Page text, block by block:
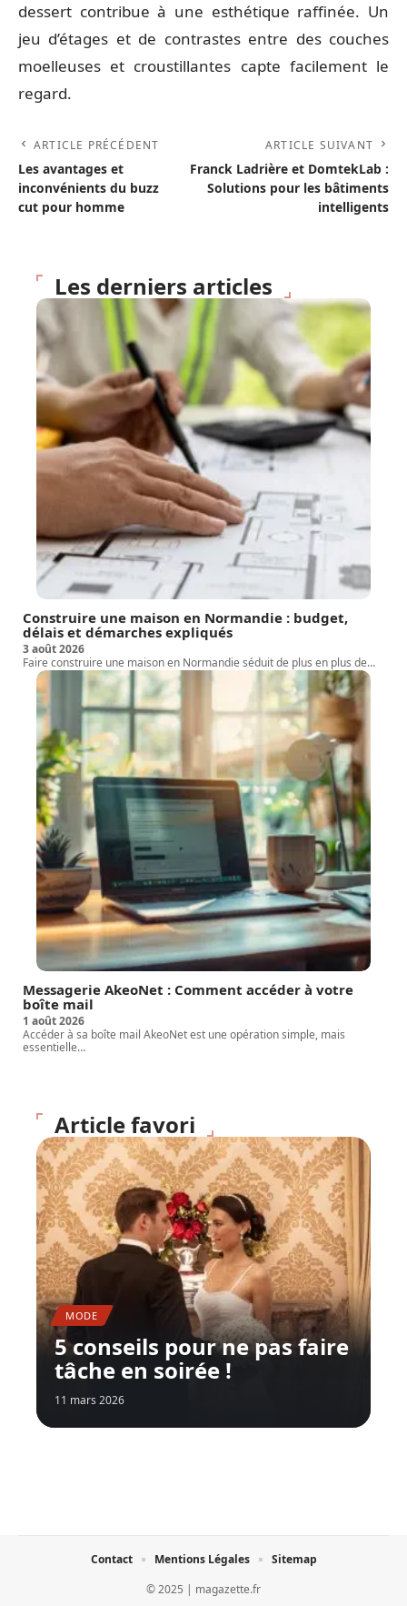
dessert contribue à une esthétique raffinée. Un
jeu d’étages et de contrastes entre des couches
moelleuses et croustillantes capte facilement le
regard.
ARTICLE PRÉCÉDENT
Les avantages et
inconvénients du buzz
cut pour homme
ARTICLE SUIVANT
Franck Ladrière et DomtekLab :
Solutions pour les bâtiments
intelligents
Les derniers articles
Construire une maison en Normandie : budget,
délais et démarches expliqués
3 août 2026
Faire construire une maison en Normandie séduit de plus en plus de…
Messagerie AkeoNet : Comment accéder à votre
boîte mail
1 août 2026
Accéder à sa boîte mail AkeoNet est une opération simple, mais
essentielle…
Article favori
MODE
5 conseils pour ne pas faire
tâche en soirée !
11 mars 2026
© 2025 | magazette.fr
Contact Mentions Légales Sitemap